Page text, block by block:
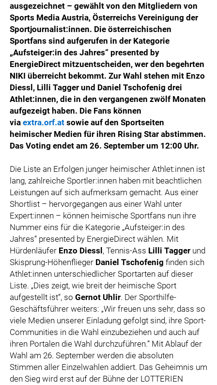
COCA COLA
PRESSEKONTAKT
ausgezeichnet – gewählt von den Mitgliedern von
Sports Media Austria, Österreichs Vereinigung der
Sportjournalist:innen. Die österreichischen
Sportfans sind aufgerufen in der Kategorie
„Aufsteiger:in des Jahres“ presented by
EnergieDirect mitzuentscheiden, wer den begehrten
NIKI überreicht bekommt. Zur Wahl stehen mit Enzo
Diessl, Lilli Tagger und Daniel Tschofenig drei
Athlet:innen, die in den vergangenen zwölf Monaten
aufgezeigt haben. Die Fans können
via extra.orf.at sowie auf den Sportseiten
heimischer Medien für ihren Rising Star abstimmen.
Das Voting endet am 26. September um 12:00 Uhr.
Die Liste an Erfolgen junger heimischer Athlet:innen ist
lang, zahlreiche Sportler:innen haben mit beachtlichen
Leistungen auf sich aufmerksam gemacht. Aus einer
Shortlist – hervorgegangen aus einer Wahl unter
Expert:innen – können heimische Sportfans nun ihre
Nummer eins für die Kategorie „Aufsteiger:in des
Jahres“ presented by EnergieDirect wählen. Mit
Hürdenläufer Enzo Diessl , Tennis-Ass Lilli Tagger und
Skisprung-Höhenflieger Daniel Tschofenig finden sich
Athlet:innen unterschiedlicher Sportarten auf dieser
Liste. „Dies zeigt, wie breit der heimische Sport
aufgestellt ist“, so Gernot Uhlir. Der Sporthilfe-
Geschäftsführer weiters: „Wir freuen uns sehr, dass so
viele Medien unserer Einladung gefolgt sind, ihre Sport-
Communities in die Wahl einzubeziehen und auch auf
ihren Portalen die Wahl durchzuführen.“ Mit Ablauf der
Wahl am 26. September werden die absoluten
Stimmen aller Einzelwahlen addiert. Das Geheimnis um
den Sieg wird erst auf der Bühne der LOTTERIEN